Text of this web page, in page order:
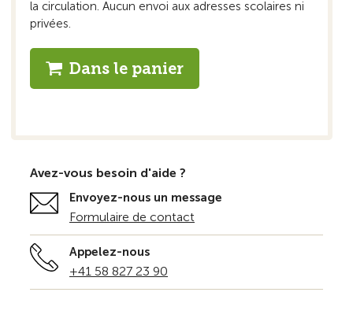
la circulation. Aucun envoi aux adresses scolaires ni
privées.
Dans le panier
Avez-vous besoin d'aide ?
Envoyez-nous un message
Formulaire de contact
Appelez-nous
+41 58 827 23 90